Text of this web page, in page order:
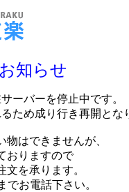
知らせ
ーバーを停止中です。
ため成り行き再開とな
はできませんが、
おりますので
を承ります。
でお電話下さい。